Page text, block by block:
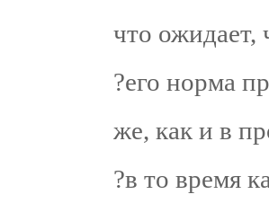
что ожидает,
?его норма
же, как и в
?в то время